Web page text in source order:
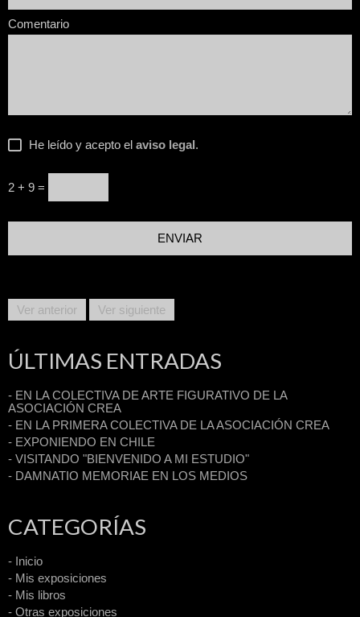
Comentario
He leído y acepto el aviso legal.
2 + 9 =
Ver anterior Ver siguiente
ÚLTIMAS ENTRADAS
- EN LA COLECTIVA DE ARTE FIGURATIVO DE LA
ASOCIACIÓN CREA
- EN LA PRIMERA COLECTIVA DE LA ASOCIACIÓN CREA
- EXPONIENDO EN CHILE
- VISITANDO "BIENVENIDO A MI ESTUDIO"
- DAMNATIO MEMORIAE EN LOS MEDIOS
CATEGORÍAS
- Inicio
- Mis exposiciones
- Mis libros
- Otras exposiciones